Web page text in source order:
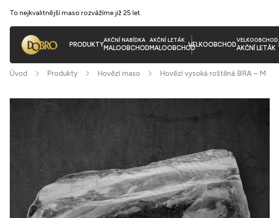
To nejkvalitnější maso rozvážíme již 25 let.
PRODUKTY
AKČNÍ NABÍDKA
MALOOBCHOD
AKČNÍ LETÁK
MALOOBCHODVELKOOBCHOD
VELKOOBCHOD
AKČNÍ LETÁK
Úvod Produkty Hovězí maso Hovězí vysoká roštěná BRA – M